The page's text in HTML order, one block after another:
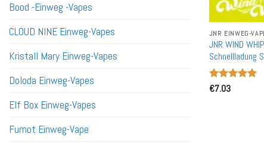
Bood -Einweg -Vapes
CLOUD NINE Einweg-Vapes
Kristall Mary Einweg-Vapes
Doloda Einweg-Vapes
Elf Box Einweg-Vapes
Fumot Einweg-Vape
JNR EINWEG-
JNR WIND
Schnellladung
Zigarette
Bewertet
€7.03